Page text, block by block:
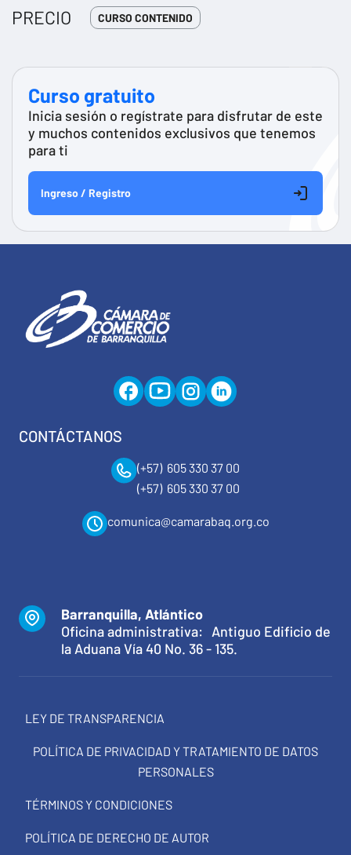
PRECIO CURSO CONTENIDO
Curso gratuito
Inicia sesión o regístrate para disfrutar de este
y muchos contenidos exclusivos que tenemos
para ti
Ingreso / Registro
CONTÁCTANOS
(+57) 605 330 37 00
(+57) 605 330 37 00
comunica@camarabaq.org.co
Barranquilla, Atlántico
Oficina administrativa: Antiguo Edificio de
la Aduana Vía 40 No. 36 - 135.
LEY DE TRANSPARENCIA
POLÍTICA DE PRIVACIDAD Y TRATAMIENTO DE DATOS
PERSONALES
TÉRMINOS Y CONDICIONES
POLÍTICA DE DERECHO DE AUTOR